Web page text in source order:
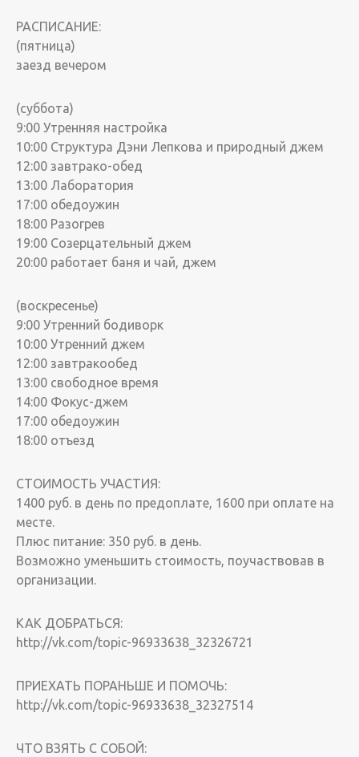
РАСПИСАНИЕ:
(пятница)
заезд вечером
(суббота)
9:00 Утренняя настройка
10:00 Структура Дэни Лепкова и природный джем
12:00 завтрако-обед
13:00 Лаборатория
17:00 обедоужин
18:00 Разогрев
19:00 Созерцательный джем
20:00 работает баня и чай, джем
(воскресенье)
9:00 Утренний бодиворк
10:00 Утренний джем
12:00 завтракообед
13:00 свободное время
14:00 Фокус-джем
17:00 обедоужин
18:00 отъезд
СТОИМОСТЬ УЧАСТИЯ:
1400 руб. в день по предоплате, 1600 при оплате на
месте.
Плюс питание: 350 руб. в день.
Возможно уменьшить стоимость, поучаствовав в
организации.
КАК ДОБРАТЬСЯ:
http://vk.com/topic-96933638_32326721
ПРИЕХАТЬ ПОРАНЬШЕ И ПОМОЧЬ:
http://vk.com/topic-96933638_32327514
ЧТО ВЗЯТЬ С СОБОЙ: